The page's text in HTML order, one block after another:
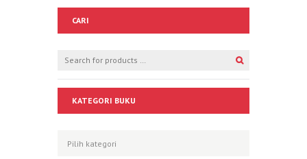
CARI
KATEGORI BUKU